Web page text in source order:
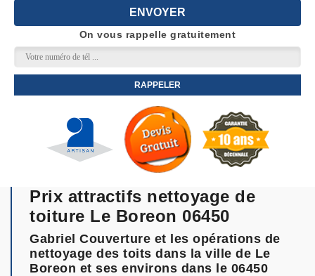
On vous rappelle gratuitement
Prix attractifs nettoyage de
toiture Le Boreon 06450
Gabriel Couverture et les opérations de
nettoyage des toits dans la ville de Le
Boreon et ses environs dans le 06450